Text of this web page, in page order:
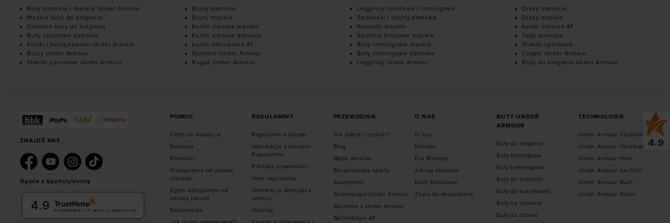
Buty damskie i męskie Under Armour
Męskie buty do biegania
Damskie buty do biegania
Buty sportowe damskie
Kurtki i bezrękawniki Under Armour
Bluzy Under Armour
Staniki sportowe Under Armour
Bluzy damskie
Bluzy męskie
Kurtki zimowe męskie
Kurtki zimowe damskie
kurtki narciarskie 4F
Spodnie Under Armour
Bagaż Under Armour
Legginsy sportowe i treningowe
Spodenki i szorty damskie
Koszulki męskie
Spodnie dresowe męskie
Buty treningowe męskie
Buty treningowe damskie
Legginsy Under Armour
Dresy damskie
Dresy męskie
kurtki zimowe 4F
Topy damskie
Staniki sportowe
Czapki Under Armour
Buty do biegania Under Armour
ZNAJDŹ NAS
Opinie o Sportstylestory
4.9 Na podstawie 6036 opinii z całego okresu
POMOC
Centrum wsparcia
Dostawa
Płatności
Odstąpienia od umowy
(zwroty)
Zgłoś odstąpienie od
umowy (zwrot)
Reklamacje
REGULAMINY
Regulamin e-sklepu
Informacja o zmianie
Regulaminu
Polityka prywatności
Inne regulaminy
Informacja dotycząca
sankcji
Hosting
PRZEWODNIK
Jak dobrać rozmiar?
Blog
Mapa serwisu
Encyklopedia sportu
Asortyment
Technologie Under Armour
Aktywnie z Under Armour
Technologie 4F
O NAS
O nas
Kontakt
Dla Biznesu
Adresy sklepów
Kody Rabatowe
Zapis do newslettera
BUTY UNDER
ARMOUR
Buty do biegania
Buty treningowe
Buty trekkingowe
Buty do crossfitu
Buty do koszykówki
Buty na siłownie
Buty na fitness
TECHNOLOGIE
Under Armour ColdGear
Under Armour HeatGear
Under Armour Hovr
Under Armour Iso-Chill
Under Armour Rush
Under Armour Storm
4.9